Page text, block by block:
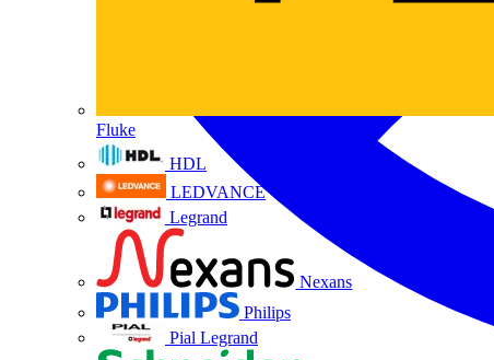
Fluke
HDL
LEDVANCE
Legrand
Nexans
Philips
Pial Legrand